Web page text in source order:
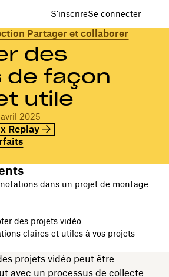
S’inscrireSe connecter
Partager et collaborer
des
de façon
utile
2025
Replay
dans un projet de montage
des projets vidéo
claires et utiles à vos projets
projets vidéo peut être
avec un processus de collecte